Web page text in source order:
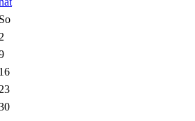
So
2
16
23